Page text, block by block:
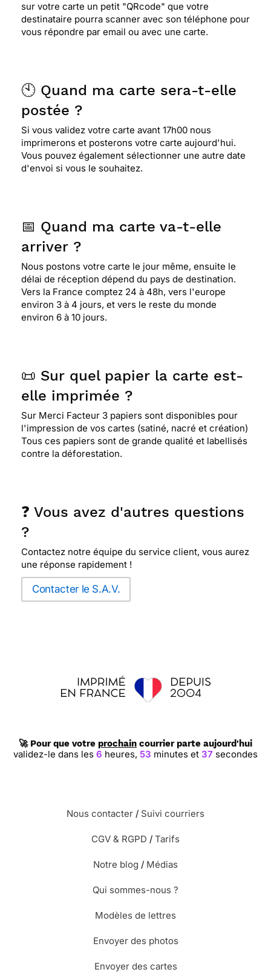
⭐⭐⭐⭐⭐ Le 15/06/2012 : Carte selectionnée pour
sa sobriété
papa discret
⭐⭐⭐⭐
Le 11/06/2012 : J'espère que le père de
mes enfants qui est loin de nous passera de cette
manière sa fête.
nous avons envoyé à notre fils qui est un papa
don cette carte non nominative fais dans les deux
sens. merci et à la prochaine carte. xavier et
martine
⭐⭐⭐⭐⭐ Le 11/06/2012 : J'apprecie la simplicite de
la carte
elle correspond bien à celui qui va la recevoir, qui
est un Papa retraité.
sur votre carte un petit "QRcode" que votre
destinataire pourra scanner avec son téléphone pour
vous répondre par email ou avec une carte.
🕙 Quand ma carte sera-t-elle
postée ?
Si vous validez votre carte avant 17h00 nous
imprimerons et posterons votre carte aujourd'hui.
Vous pouvez également sélectionner une autre date
d'envoi si vous le souhaitez.
📅 Quand ma carte va-t-elle
arriver ?
Nous postons votre carte le jour même, ensuite le
délai de réception dépend du pays de destination.
Vers la France comptez 24 à 48h, vers l'europe
environ 3 à 4 jours, et vers le reste du monde
environ 6 à 10 jours.
📜 Sur quel papier la carte est-
elle imprimée ?
Sur Merci Facteur 3 papiers sont disponibles pour
l'impression de vos cartes (satiné, nacré et création)
Tous ces papiers sont de grande qualité et labellisés
contre la déforestation.
❓ Vous avez d'autres questions
?
Contactez notre équipe du service client, vous aurez
une réponse rapidement !
Contacter le S.A.V.
🚀 Pour que votre prochain courrier parte aujourd'hui
validez-le dans les 6 heures, 53 minutes et 36 secondes
Nous contacter / Suivi courriers
CGV & RGPD / Tarifs
Notre blog / Médias
Qui sommes-nous ?
Modèles de lettres
Envoyer des photos
Envoyer des cartes